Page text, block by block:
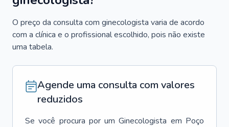
O preço da consulta com ginecologista varia de acordo
com a clínica e o profissional escolhido, pois não existe
uma tabela.
Agende uma consulta com valores
reduzidos
Se você procura por um Ginecologista em Poço